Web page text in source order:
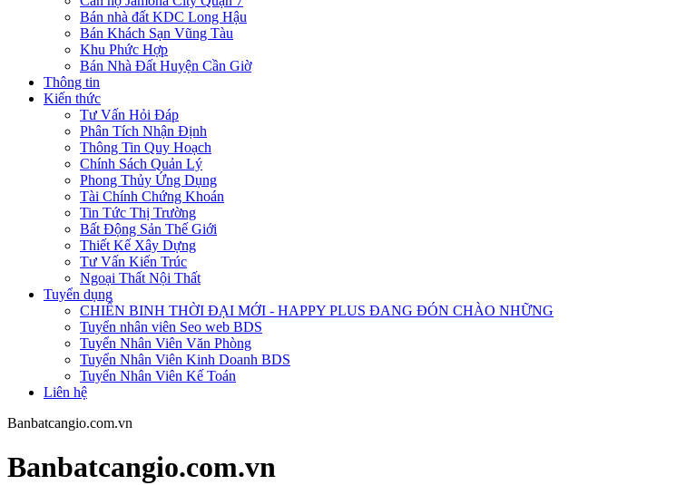
Bán nhà đất KDC Long Hậu
Bán Khách Sạn Vũng Tàu
Khu Phức Hợp
Bán Nhà Đất Huyện Cần Giờ
Thông tin
Kiến thức
Tư Vấn Hỏi Đáp
Phân Tích Nhận Định
Thông Tin Quy Hoạch
Chính Sách Quản Lý
Phong Thủy Ứng Dụng
Tài Chính Chứng Khoán
Tin Tức Thị Trường
Bất Động Sản Thế Giới
Thiết Kế Xây Dựng
Tư Vấn Kiến Trúc
Ngoại Thất Nội Thất
Tuyển dụng
CHIẾN BINH THỜI ĐẠI MỚI - HAPPY PLUS ĐANG ĐÓN CHÀO NHỮNG
Tuyển nhân viên Seo web BDS
Tuyển Nhân Viên Văn Phòng
Tuyển Nhân Viên Kinh Doanh BDS
Tuyển Nhân Viên Kế Toán
Liên hệ
Banbatcangio.com.vn
Banbatcangio.com.vn